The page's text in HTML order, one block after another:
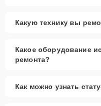
Какую технику вы
Какое оборудование
ремонта?
Как можно узнать